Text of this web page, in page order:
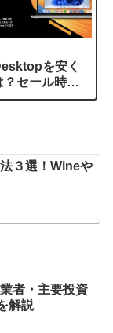
を安く
？セール時期
解説
３選！Wineや
者・主要投資
解説